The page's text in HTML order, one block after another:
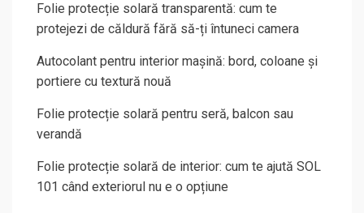
Folie protecție solară transparentă: cum te
protejezi de căldură fără să-ți întuneci camera
Autocolant pentru interior mașină: bord, coloane și
portiere cu textură nouă
Folie protecție solară pentru seră, balcon sau
verandă
Folie protecție solară de interior: cum te ajută SOL
101 când exteriorul nu e o opțiune